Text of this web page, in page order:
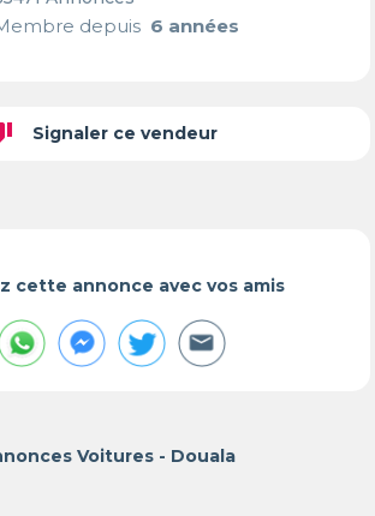
depuis6 années
Signaler ce vendeur
cette annonce avec vos amis
Voitures - Douala